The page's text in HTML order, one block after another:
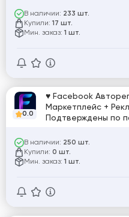
В наличии: 233 шт.
Купили: 17 шт.
Мин. заказ: 1 шт.
0.0
♥ Facebook
Маркетплейс +
Подтверждены по
В наличии: 250 шт.
Купили: 0 шт.
Мин. заказ: 1 шт.